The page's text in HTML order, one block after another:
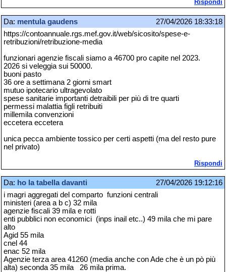
Rispondi
Da: mentula gaudens
27/04/2026 18:33:18
https://contoannuale.rgs.mef.gov.it/web/sicosito/spese-e-
retribuzioni/retribuzione-media
funzionari agenzie fiscali siamo a 46700 pro capite nel 2023.
2026 si veleggia sui 50000.
buoni pasto
36 ore a settimana 2 giorni smart
mutuo ipotecario ultragevolato
spese sanitarie importanti detraibili per più di tre quarti
permessi malattia figli retribuiti
millemila convenzioni
eccetera eccetera
unica pecca ambiente tossico per certi aspetti (ma del resto pure
nel privato)
Rispondi
Da: ho la tabella davanti
27/04/2026 19:12:16
i magri aggregati del comparto funzioni centrali
ministeri (area a b c) 32 mila
agenzie fiscali 39 mila e rotti
enti pubblici non economici (inps inail etc..) 49 mila che mi pare
alto
Agid 55 mila
cnel 44
enac 52 mila
Agenzie terza area 41260 (media anche con Ade che è un pò più
alta) seconda 35 mila 26 mila prima.